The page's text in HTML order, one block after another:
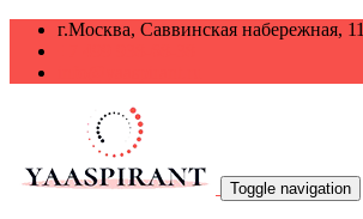
г.Москва, Саввинская набережная, 11
Toggle navigation